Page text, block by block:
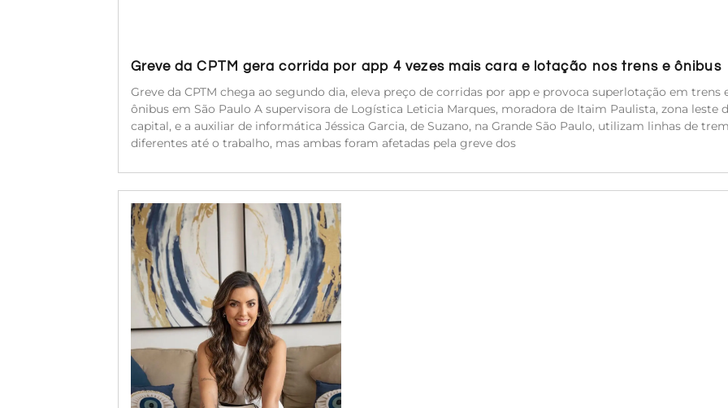
Greve da CPTM gera corrida por app 4 vezes mais cara e lotação nos trens e ônibus
Greve da CPTM chega ao segundo dia, eleva preço de corridas por app e provoca superlotação em trens
ônibus em São Paulo A supervisora de Logística Leticia Marques, moradora de Itaim Paulista, zona leste
capital, e a auxiliar de informática Jéssica Garcia, de Suzano, na Grande São Paulo, utilizam linhas de trem
diferentes até o trabalho, mas ambas foram afetadas pela greve dos